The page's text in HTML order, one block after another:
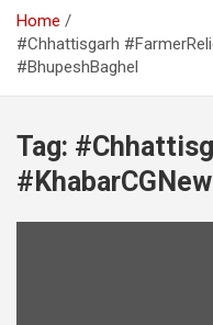
Home
#Chhattisgarh
#BhupeshBaghel
Tag: